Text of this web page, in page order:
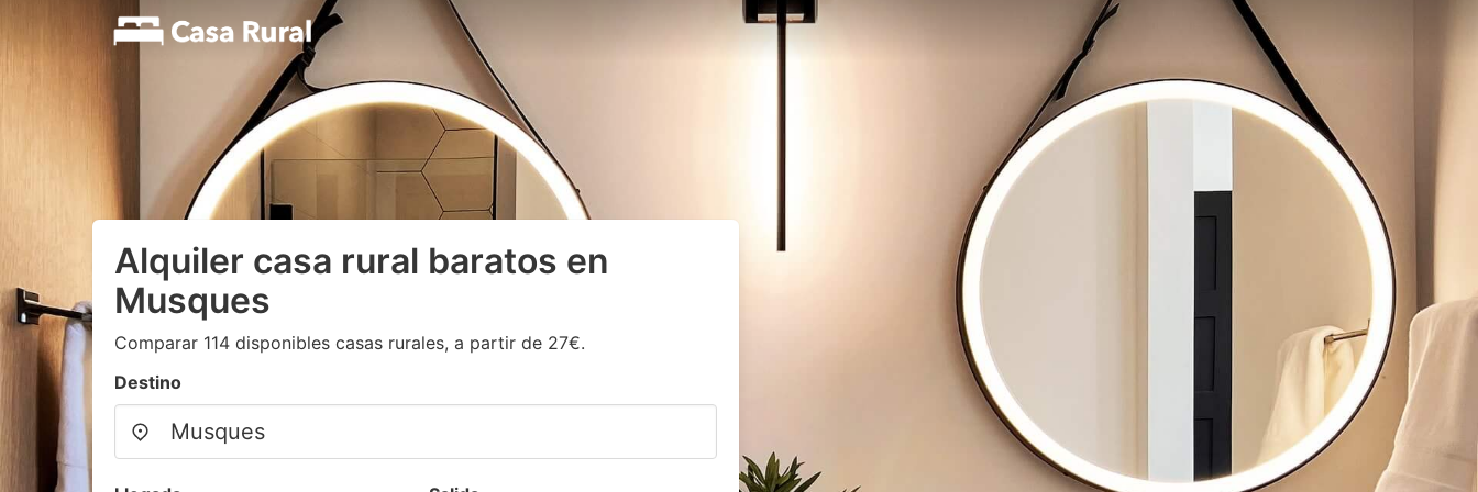
Alquiler casa rural baratos en
Musques
Comparar 114 disponibles casas rurales, a partir de 27€.
Destino